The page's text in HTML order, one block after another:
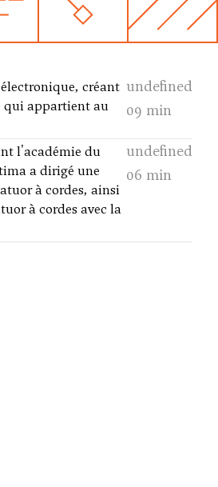
créant
qui appartient au
undefined
09 min
l'académie du
a dirigé une
à cordes, ainsi
à cordes avec la
undefined
06 min